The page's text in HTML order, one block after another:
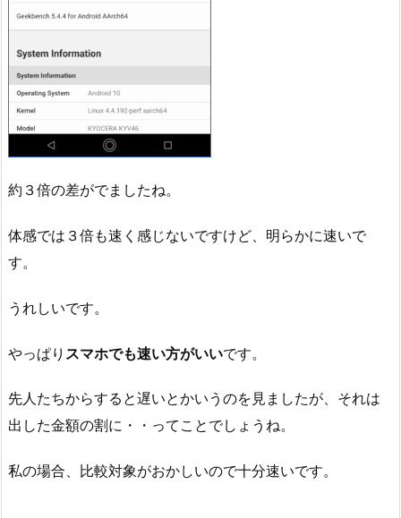
約３倍の差がでましたね。
体感では３倍も速く感じないですけど、明らかに速いで
す。
うれしいです。
やっぱり スマホでも速い方がいいです。
先人たちからすると遅いとかいうのを見ましたが、それは
出した金額の割に・・ってことでしょうね。
私の場合、比較対象がおかしいので十分速いです。